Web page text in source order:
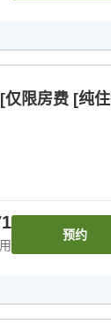
限房费 [纯住
预约